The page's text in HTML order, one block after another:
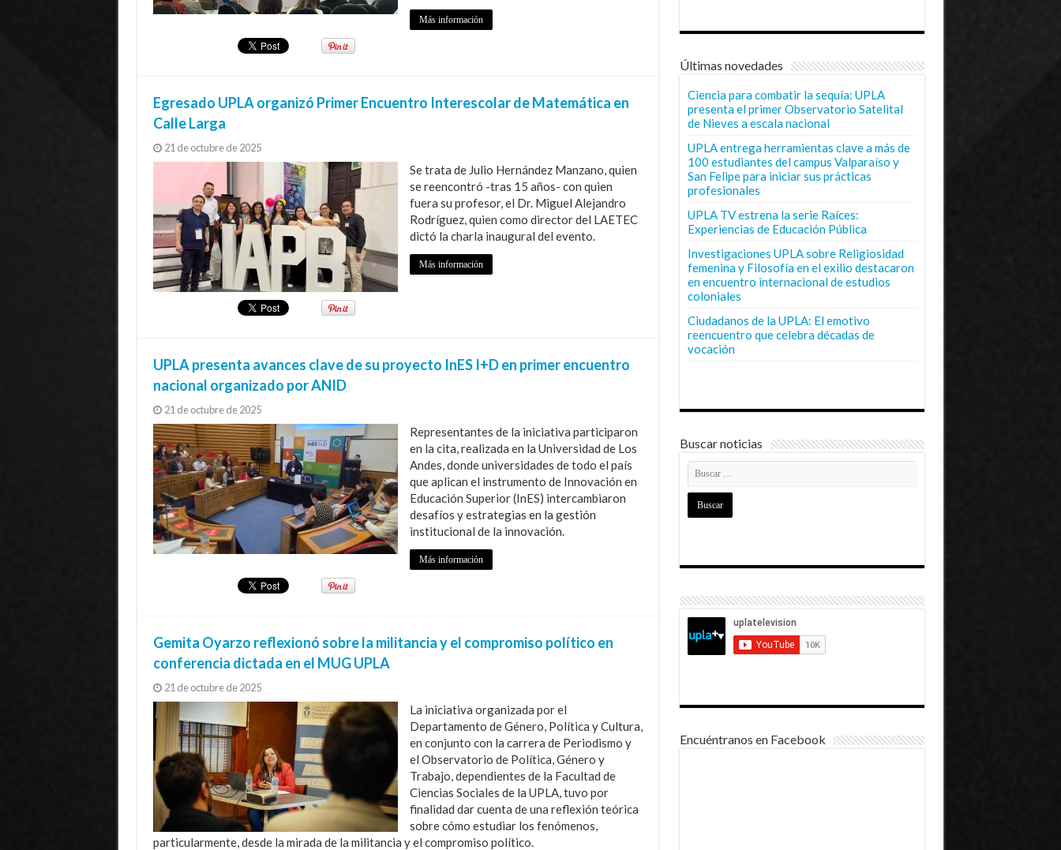
Más información
Egresado UPLA organizó Primer Encuentro Interescolar de Matemática en
Calle Larga
21 de octubre de 2025
Se trata de Julio Hernández Manzano, quien
se reencontró -tras 15 años- con quien
fuera su profesor, el Dr. Miguel Alejandro
Rodríguez, quien como director del LAETEC
dictó la charla inaugural del evento.
Más información
UPLA presenta avances clave de su proyecto InES I+D en primer encuentro
nacional organizado por ANID
21 de octubre de 2025
Representantes de la iniciativa participaron
en la cita, realizada en la Universidad de Los
Andes, donde universidades de todo el país
que aplican el instrumento de Innovación en
Educación Superior (InES) intercambiaron
desafíos y estrategias en la gestión
institucional de la innovación.
Más información
Gemita Oyarzo reflexionó sobre la militancia y el compromiso político en
conferencia dictada en el MUG UPLA
21 de octubre de 2025
La iniciativa organizada por el
Departamento de Género, Política y Cultura,
en conjunto con la carrera de Periodismo y
el Observatorio de Política, Género y
Trabajo, dependientes de la Facultad de
Ciencias Sociales de la UPLA, tuvo por
finalidad dar cuenta de una reflexión teórica
sobre cómo estudiar los fenómenos,
particularmente, desde la mirada de la militancia y el compromiso político.
Últimas novedades
Ciencia para combatir la sequía: UPLA
presenta el primer Observatorio Satelital
de Nieves a escala nacional
UPLA entrega herramientas clave a más de
100 estudiantes del campus Valparaíso y
San Felipe para iniciar sus prácticas
profesionales
UPLA TV estrena la serie Raíces:
Experiencias de Educación Pública
Investigaciones UPLA sobre Religiosidad
femenina y Filosofía en el exilio destacaron
en encuentro internacional de estudios
coloniales
Ciudadanos de la UPLA: El emotivo
reencuentro que celebra décadas de
vocación
Buscar noticias
Encuéntranos en Facebook